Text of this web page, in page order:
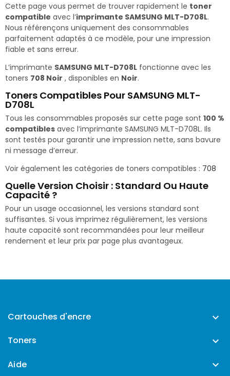
Cette page vous permet de trouver rapidement le toner
compatible avec l’imprimante SAMSUNG MLT-D708L.
Nous référençons uniquement des consommables
parfaitement adaptés à ce modèle, pour une impression
fiable et sans erreur.
L’imprimante SAMSUNG MLT-D708L fonctionne avec les
toners 708 Noir , disponibles en Noir.
Toners Compatibles Pour SAMSUNG MLT-
D708L
Tous les consommables proposés sur cette page sont 100 %
compatibles avec l’imprimante SAMSUNG MLT-D708L. Ils
sont testés pour garantir une impression nette, sans bavure
ni message d’erreur.
Voir également les catégories de toners compatibles : 708
Quelle Version Choisir : Standard Ou Haute
Capacité ?
Pour un usage occasionnel, les versions standard sont
suffisantes. Si vous imprimez régulièrement, les versions
haute capacité sont recommandées pour leur meilleur
rendement et leur prix par page plus avantageux.
Cartouches d'encre 
Toners 
Aide 